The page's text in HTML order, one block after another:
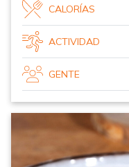
CALORÍAS
ACTIVIDAD
GENTE